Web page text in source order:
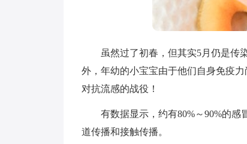
虽然过了初春，但其实5月仍是传染
外，年幼的小宝宝由于他们自身免疫
对抗流感的战役！
有数据显示，约有80%～90%的感
道传播和接触传播。